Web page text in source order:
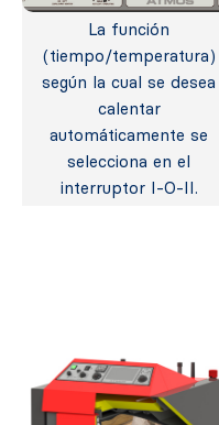
La función
(tiempo/temperatura)
según la cual se desea
calentar
automáticamente se
selecciona en el
interruptor I-O-II.